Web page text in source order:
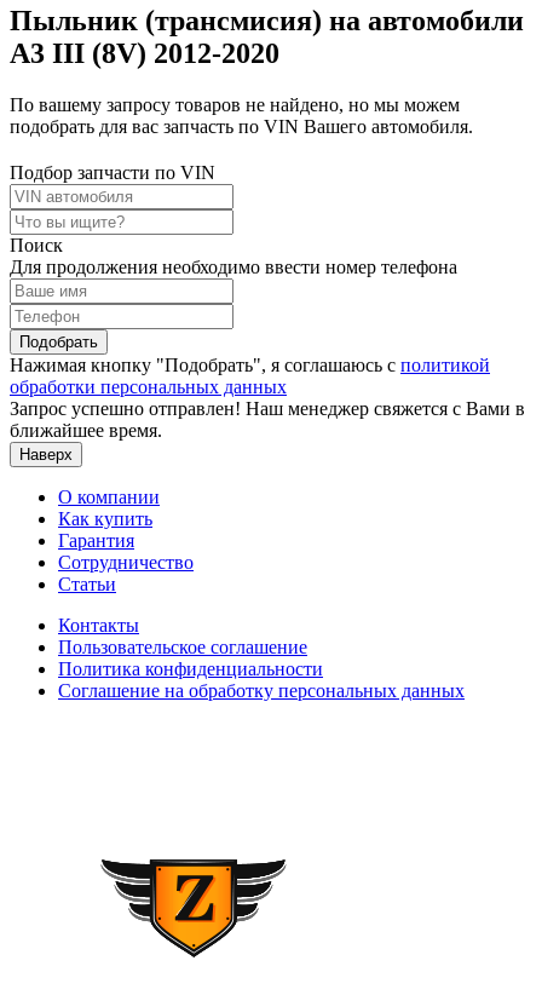
Пыльник (трансмисия) на автомобили
A3 III (8V) 2012-2020
По вашему запросу товаров не найдено, но мы можем
подобрать для вас запчасть по VIN Вашего автомобиля.
Подбор запчасти по VIN
Поиск
Для продолжения необходимо ввести номер телефона
Подобрать
Нажимая кнопку "Подобрать", я соглашаюсь с политикой
обработки персональных данных
Запрос успешно отправлен! Наш менеджер свяжется с Вами в
ближайшее время.
Наверх
О компании
Как купить
Гарантия
Сотрудничество
Статьи
Контакты
Пользовательское соглашение
Политика конфиденциальности
Соглашение на обработку персональных данных